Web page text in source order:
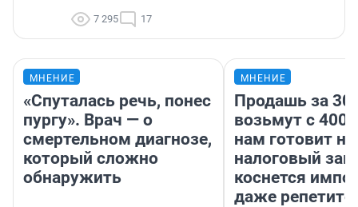
7 295 17
МНЕНИЕ
«Спуталась речь, понес
пургу». Врач — о
смертельном диагнозе,
который сложно
обнаружить
МНЕНИЕ
Продашь за
возьмут с
нам готовит
налоговый
коснется
даже